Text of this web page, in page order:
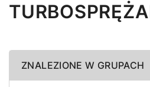
ZNALEZIONE W GRUPACH